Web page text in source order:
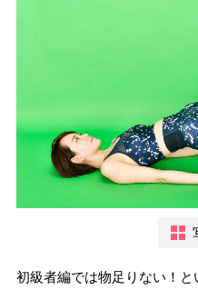
初級者編では物足りない！